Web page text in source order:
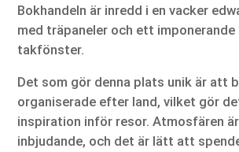
Bokhandeln är inredd i en vacker
med träpaneler och ett
takfönster.
Det som gör denna plats unik är att
organiserade efter land, vilket gör
inspiration inför resor. Atmosfären
inbjudande, och det är lätt att